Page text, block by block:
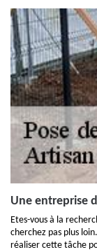
Une entreprise
Etes-vous à la
cherchez pas plus
réaliser cette tâche